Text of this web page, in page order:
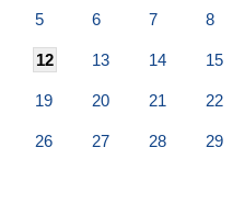
5 6 7 8
12 13 14 15
19 20 21 22
26 27 28 29